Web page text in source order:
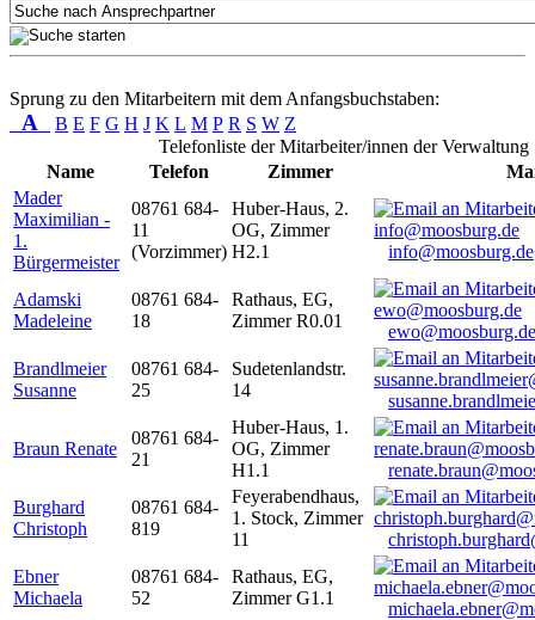
Sprung zu den Mitarbeitern mit dem Anfangsbuchstaben:
A B E F G H J K L M P R S W Z
Telefonliste der Mitarbeiter/innen der Verwaltung
Name
Telefon Zimmer
Mader
Maximilian -
1.
Bürgermeister
08761 684-
11
(Vorzimmer)
Huber-Haus, 2.
OG, Zimmer
H2.1
info@moosburg.de
Adamski
Madeleine
08761 684-
18
Rathaus, EG,
Zimmer R0.01
ewo@moosburg.de
Brandlmeier
Susanne
08761 684-
25
Sudetenlandstr.
14
Braun Renate
08761 684-
21
Huber-Haus, 1.
OG, Zimmer
H1.1
Burghard
Christoph
08761 684-
819
Feyerabendhaus,
1. Stock, Zimmer
11
Ebner
Michaela
08761 684-
52
Rathaus, EG,
Zimmer G1.1